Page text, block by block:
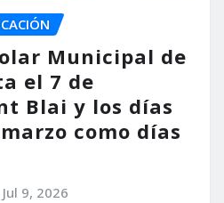
Municipal de
el 7 de
Blai y los días
como días
Jul 9, 2026